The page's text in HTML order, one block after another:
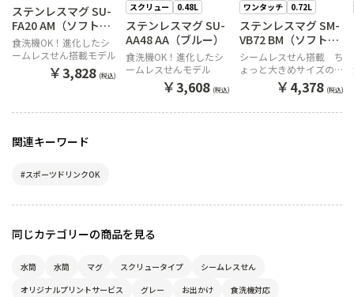
ステンレスマグ SU-
FA20 AM（ソフトブ
ルー）
食洗機OK！進化したシ
ームレスせん搭載モデル
￥3,828 (税込)
スクリュー
0.48L
ステンレスマグ SU-
AA48 AA（ブルー）
食洗機OK！進化したシ
ームレスせんモデル
￥3,608 (税込)
ワンタッチ
0.72L
ステンレスマグ SM-
VB72 BM（ソフトブ
ラック）
シームレスせん搭載 ち
ょっと大きめサイズのワ
ンタッチマグ
￥4,378 (税込)
関連キーワード
#スポーツドリンクOK
同じカテゴリーの商品を見る
水筒 水筒 マグ スクリュータイプ
シームレスせん
オリジナルプリントサービス
グレー お出かけ 食洗機対応